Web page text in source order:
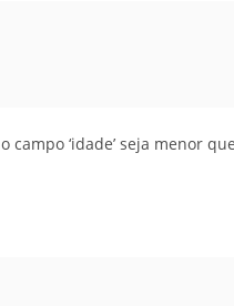
campo ‘idade’ seja menor